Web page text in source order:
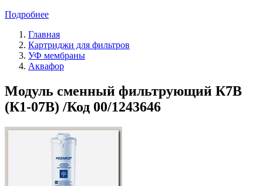
Подробнее
Главная
Картриджи для фильтров
УФ мембраны
Аквафор
Модуль сменный фильтрующий К7В
(К1-07В) /Код 00/1243646